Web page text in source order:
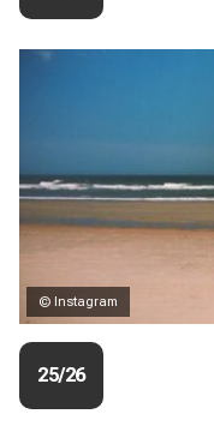
© Instagram
25/26